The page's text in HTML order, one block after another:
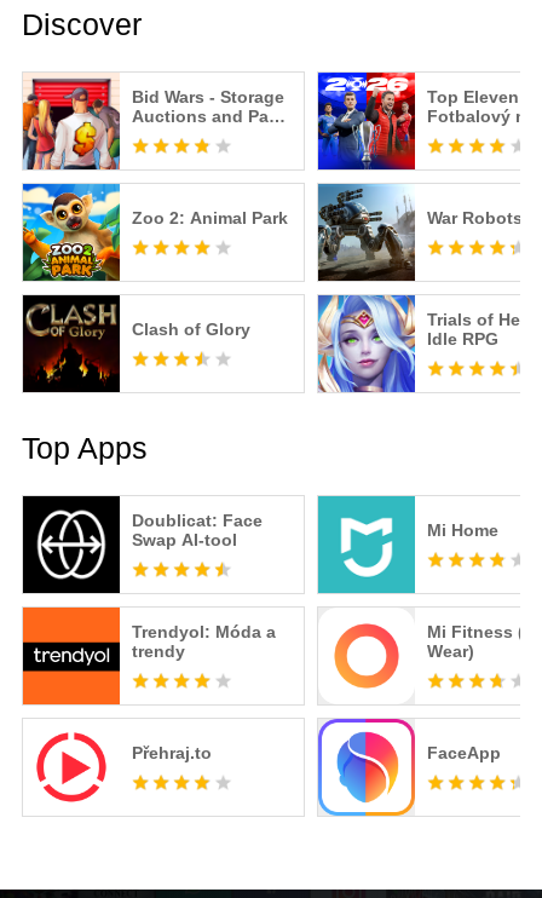
Discover
Bid Wars - Storage
Auctions and Pawn
Shop Tycoon
Top Eleven
Fotbalový
Zoo 2: Animal Park War Robots
Clash of Glory
Trials of
Idle RPG
Top Apps
Doublicat: Face
Swap AI-tool
Trendyol: Móda a
trendy
Přehraj.to
Mi Home
Mi Fitness
Wear)
FaceApp